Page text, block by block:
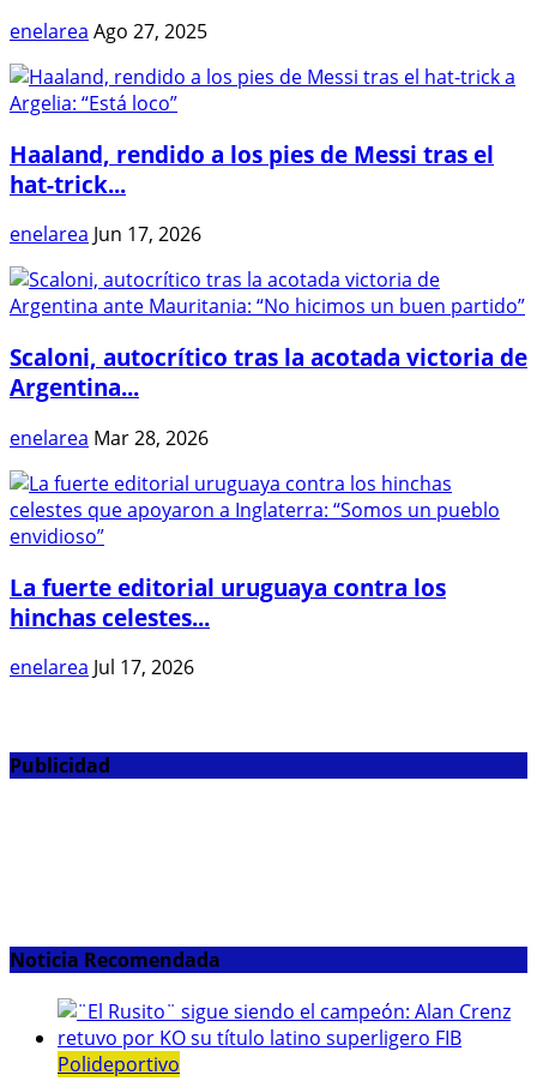
enelarea Ago 27, 2025
Haaland, rendido a los pies de Messi tras el
hat-trick...
enelarea Jun 17, 2026
Scaloni, autocrítico tras la acotada victoria de
Argentina...
enelarea Mar 28, 2026
La fuerte editorial uruguaya contra los
hinchas celestes...
enelarea Jul 17, 2026
Publicidad
Noticia Recomendada
Polideportivo